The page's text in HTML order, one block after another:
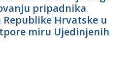
pripadnika
Hrvatske u
miru Ujedinjenih